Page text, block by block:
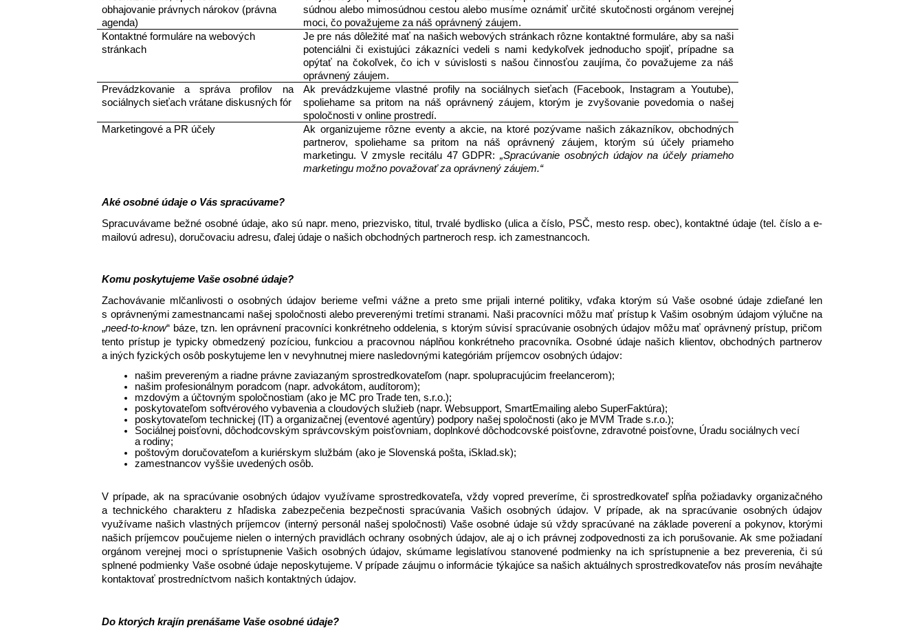
obhajovanie právnych nárokov (právna
agenda)
súdnou alebo mimosúdnou cestou alebo musíme oznámiť určité skutočnosti orgánom verejnej
moci, čo považujeme za náš oprávnený záujem.
Kontaktné formuláre na webových
stránkach
Je pre nás dôležité mať na našich webových stránkach rôzne kontaktné formuláre, aby sa naši
potenciálni či existujúci zákazníci vedeli s nami kedykoľvek jednoducho spojiť, prípadne sa
opýtať na čokoľvek, čo ich v súvislosti s našou činnosťou zaujíma, čo považujeme za náš
oprávnený záujem.
Prevádzkovanie a správa profilov na
sociálnych sieťach vrátane diskusných fór
Ak prevádzkujeme vlastné profily na sociálnych sieťach (Facebook, Instagram a Youtube),
spoliehame sa pritom na náš oprávnený záujem, ktorým je zvyšovanie povedomia o našej
spoločnosti v online prostredí.
Marketingové a PR účely
Ak organizujeme rôzne eventy a akcie, na ktoré pozývame našich zákazníkov, obchodných
partnerov, spoliehame sa pritom na náš oprávnený záujem, ktorým sú účely priameho
marketingu. V zmysle recitálu 47 GDPR: „Spracúvanie osobných údajov na účely priameho
marketingu možno považovať za oprávnený záujem.“
Aké osobné údaje o Vás spracúvame?
Spracuvávame bežné osobné údaje, ako sú napr. meno, priezvisko, titul, trvalé bydlisko (ulica a číslo, PSČ, mesto resp. obec), kontaktné údaje (tel. číslo a e-
mailovú adresu), doručovaciu adresu, ďalej údaje o našich obchodných partneroch resp. ich zamestnancoch.
Komu poskytujeme Vaše osobné údaje?
Zachovávanie mlčanlivosti o osobných údajov berieme veľmi vážne a preto sme prijali interné politiky, vďaka ktorým sú Vaše osobné údaje zdieľané len
s oprávnenými zamestnancami našej spoločnosti alebo preverenými tretími stranami. Naši pracovníci môžu mať prístup k Vašim osobným údajom výlučne na
„need-to-know“ báze, tzn. len oprávnení pracovníci konkrétneho oddelenia, s ktorým súvisí spracúvanie osobných údajov môžu mať oprávnený prístup, pričom
tento prístup je typicky obmedzený pozíciou, funkciou a pracovnou náplňou konkrétneho pracovníka. Osobné údaje našich klientov, obchodných partnerov
a iných fyzických osôb poskytujeme len v nevyhnutnej miere nasledovnými kategóriám príjemcov osobných údajov:
našim prevereným a riadne právne zaviazaným sprostredkovateľom (napr. spolupracujúcim freelancerom);
našim profesionálnym poradcom (napr. advokátom, audítorom);
mzdovým a účtovným spoločnostiam (ako je MC pro Trade ten, s.r.o.);
poskytovateľom softvérového vybavenia a cloudových služieb (napr. Websupport, SmartEmailing alebo SuperFaktúra);
poskytovateľom technickej (IT) a organizačnej (eventové agentúry) podpory našej spoločnosti (ako je MVM Trade s.r.o.);
Sociálnej poisťovni, dôchodcovským správcovským poisťovniam, doplnkové dôchodcovské poisťovne, zdravotné poisťovne, Úradu sociálnych vecí
a rodiny;
poštovým doručovateľom a kuriérskym službám (ako je Slovenská pošta, iSklad.sk);
zamestnancov vyššie uvedených osôb.
V prípade, ak na spracúvanie osobných údajov využívame sprostredkovateľa, vždy vopred preveríme, či sprostredkovateľ spĺňa požiadavky organizačného
a technického charakteru z hľadiska zabezpečenia bezpečnosti spracúvania Vašich osobných údajov. V prípade, ak na spracúvanie osobných údajov
využívame našich vlastných príjemcov (interný personál našej spoločnosti) Vaše osobné údaje sú vždy spracúvané na základe poverení a pokynov, ktorými
našich príjemcov poučujeme nielen o interných pravidlách ochrany osobných údajov, ale aj o ich právnej zodpovednosti za ich porušovanie. Ak sme požiadaní
orgánom verejnej moci o sprístupnenie Vašich osobných údajov, skúmame legislatívou stanovené podmienky na ich sprístupnenie a bez preverenia, či sú
splnené podmienky Vaše osobné údaje neposkytujeme. V prípade záujmu o informácie týkajúce sa našich aktuálnych sprostredkovateľov nás prosím neváhajte
kontaktovať prostredníctvom našich kontaktných údajov.
Do ktorých krajín prenášame Vaše osobné údaje?